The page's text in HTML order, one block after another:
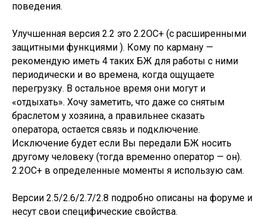
поведения.
Улучшенная версия 2.2 это 2.2ОС+ (с расширенными
защитными функциями ). Кому по карману —
рекомендую иметь 4 таких БЖ для работы с ними
периодически и во времена, когда ощущаете
перегрузку. В остальное время они могут и
«отдыхать». Хочу заметить, что даже со снятым
браслетом у хозяина, а правильнее сказать
оператора, остается связь и подключение.
Исключение будет если Вы передали БЖ носить
другому человеку (тогда временно оператор — он).
2.2ОС+ в определенные моменты я использую сам.
Версии 2.5/2.6/2.7/2.8 подробно описаны на форуме и
несут свои специфические свойства.